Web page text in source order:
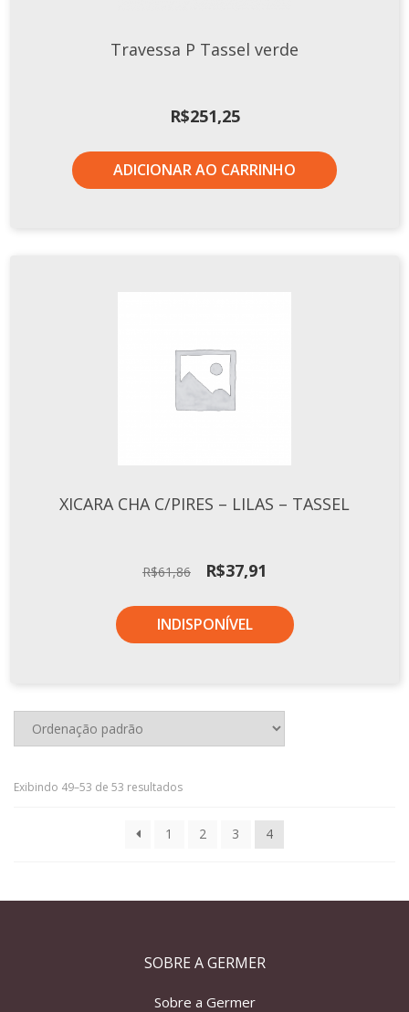
Travessa P Tassel verde
R$251,25
ADICIONAR AO CARRINHO
XICARA CHA C/PIRES – LILAS – TASSEL
R$61,86
original
era:
R$61,86.
R$37,91
atual
R$37,91.
INDISPONÍVEL
Exibindo 49–53 de 53 resultados
1 2 3 4
SOBRE A GERMER
Sobre a Germer